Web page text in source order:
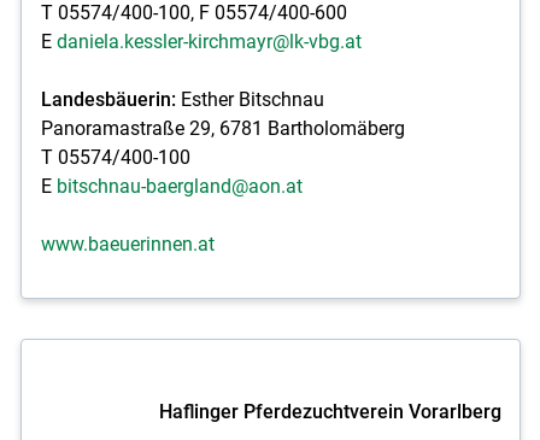
T 05574/400-100, F 05574/400-600
E daniela.kessler-kirchmayr@lk-vbg.at
Landesbäuerin:Esther Bitschnau
Panoramastraße 29, 6781 Bartholomäberg
T 05574/400-100
E bitschnau-baergland@aon.at
www.baeuerinnen.at
Haflinger Pferdezuchtverein Vorarlberg